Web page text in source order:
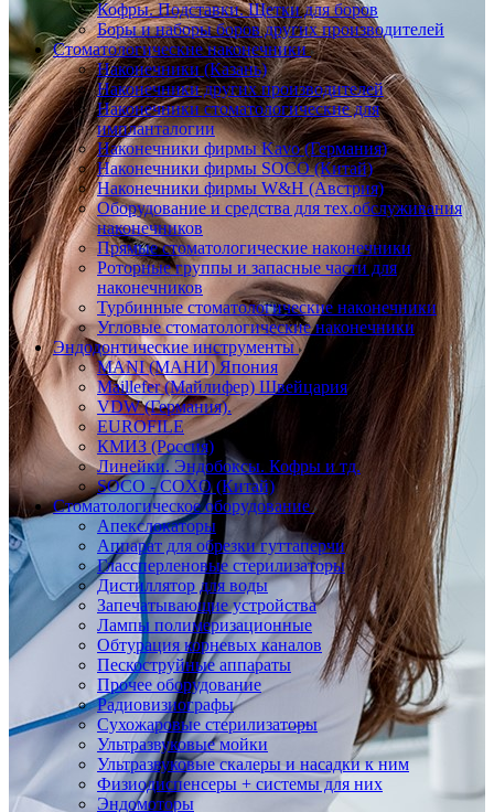
Кофры. Подставки. Щетки для боров
Боры и наборы боров других производителей
Стоматологические наконечники
Наконечники (Казань)
Наконечники других производителей
Наконечники стоматологические для
импланталогии
Наконечники фирмы Kavo (Германия)
Наконечники фирмы SOCO (Китай)
Наконечники фирмы W&H (Австрия)
Оборудование и средства для тех.обслуживания
наконечников
Прямые стоматологические наконечники
Роторные группы и запасные части для
наконечников
Турбинные стоматологические наконечники
Угловые стоматологические наконечники
Эндодонтические инструменты
MANI (МАНИ) Япония
Maillefer (Майлифер) Швейцария
VDW (Германия).
EUROFILE
КМИЗ (Россия)
Линейки. Эндобоксы. Кофры и тд.
SOCO - COXO (Китай)
Стоматологическое оборудование
Апекслокаторы
Аппарат для обрезки гуттаперчи
Глассперленовые стерилизаторы
Дистиллятор для воды
Запечатывающие устройства
Лампы полимеризационные
Обтурация корневых каналов
Пескоструйные аппараты
Прочее оборудование
Радиовизиографы
Сухожаровые стерилизаторы
Ультразвуковые мойки
Ультразвуковые скалеры и насадки к ним
Физиодиспенсеры + системы для них
Эндомоторы